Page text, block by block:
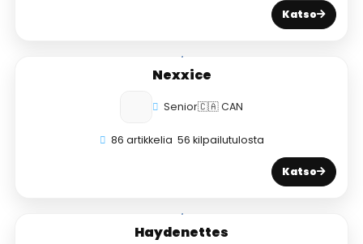
Katso
Nexxice
Senior🇨🇦 CAN
86 artikkelia 56 kilpailutulosta
Katso
Haydenettes